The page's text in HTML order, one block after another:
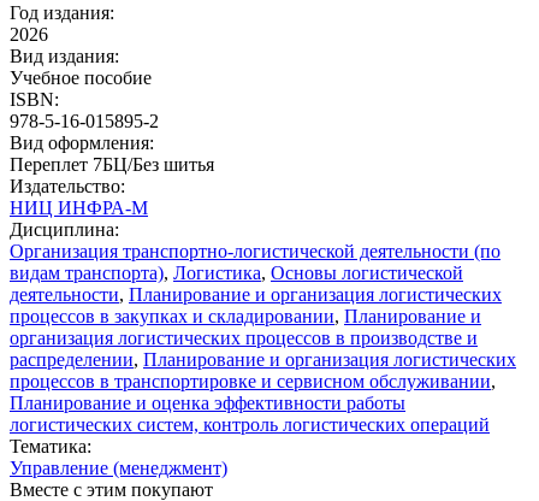
Год издания:
2026
Вид издания:
Учебное пособие
ISBN:
978-5-16-015895-2
Вид оформления:
Переплет 7БЦ/Без шитья
Издательство:
НИЦ ИНФРА-М
Дисциплина:
Организация транспортно-логистической деятельности (по
видам транспорта), Логистика, Основы логистической
деятельности, Планирование и организация логистических
процессов в закупках и складировании, Планирование и
организация логистических процессов в производстве и
распределении, Планирование и организация логистических
процессов в транспортировке и сервисном обслуживании,
Планирование и оценка эффективности работы
логистических систем, контроль логистических операций
Тематика:
Управление (менеджмент)
Вместе с этим покупают